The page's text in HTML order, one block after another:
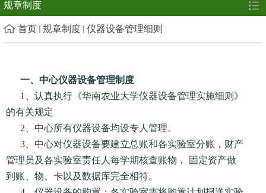
规章制度
首页 规章制度 仪器设备管理细则
一、中心仪器设备管理制度
1、认真执行《华南农业大学仪器设备管理实施细则》
的有关规定
2、中心所有仪器设备均设专人管理。
3、中心对仪器设备要建立总账和各实验室分账，财产
管理员及各实验室责任人每学期核查账物， 固定资产做
到账、物、卡以及数据库完全相符。